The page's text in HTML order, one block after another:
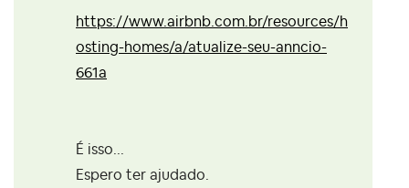
https://www.airbnb.com.br/resources/h
osting-homes/a/atualize-seu-anncio-
661a
É isso...
Espero ter ajudado.